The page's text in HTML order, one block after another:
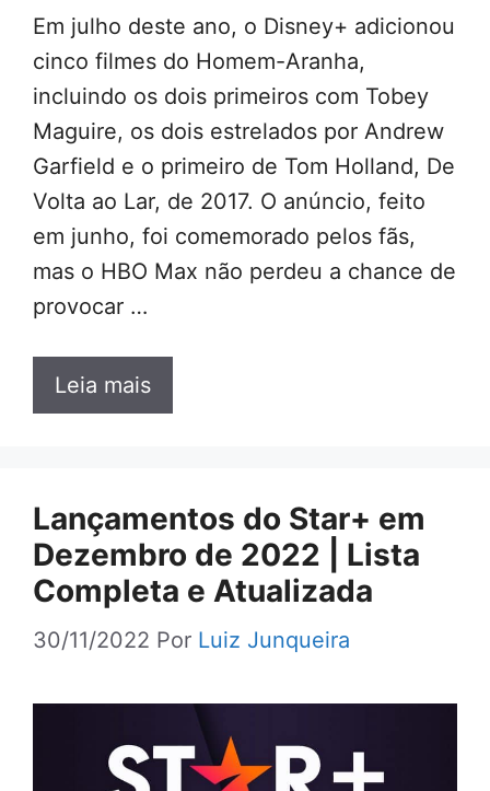
Em julho deste ano, o Disney+ adicionou
cinco filmes do Homem-Aranha,
incluindo os dois primeiros com Tobey
Maguire, os dois estrelados por Andrew
Garfield e o primeiro de Tom Holland, De
Volta ao Lar, de 2017. O anúncio, feito
em junho, foi comemorado pelos fãs,
mas o HBO Max não perdeu a chance de
provocar …
Leia mais
Lançamentos do Star+ em
Dezembro de 2022 | Lista
Completa e Atualizada
30/11/2022 Por Luiz Junqueira